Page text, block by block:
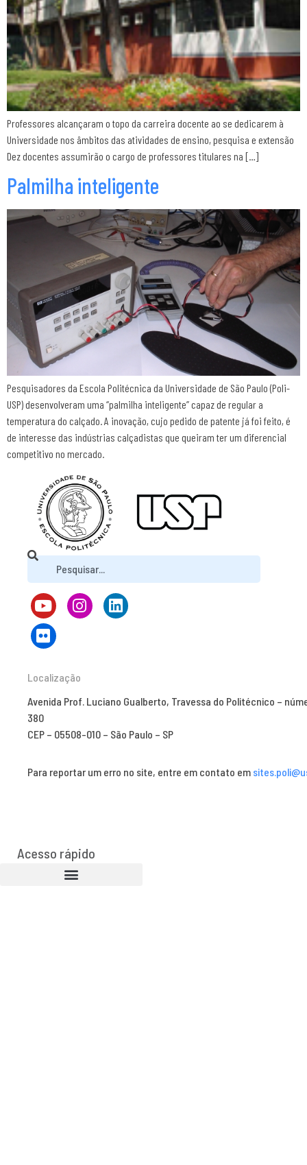
Professores alcançaram o topo da carreira docente ao se dedicarem à
Universidade nos âmbitos das atividades de ensino, pesquisa e extensão
Dez docentes assumirão o cargo de professores titulares na […]
Palmilha inteligente
Pesquisadores da Escola Politécnica da Universidade de São Paulo (Poli-
USP) desenvolveram uma “palmilha inteligente” capaz de regular a
temperatura do calçado. A inovação, cujo pedido de patente já foi feito, é
de interesse das indústrias calçadistas que queiram ter um diferencial
competitivo no mercado.
Localização
Avenida Prof. Luciano Gualberto, Travessa do Politécnico –
380
CEP – 05508-010 – São Paulo – SP
Para reportar um erro no site, entre em contato em
Acesso rápido